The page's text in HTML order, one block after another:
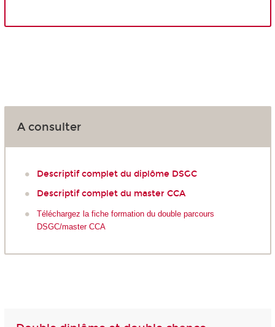
A consulter
Descriptif complet du diplôme DSGC
Descriptif complet du master CCA
Téléchargez la fiche formation du double parcours
DSGC/master CCA